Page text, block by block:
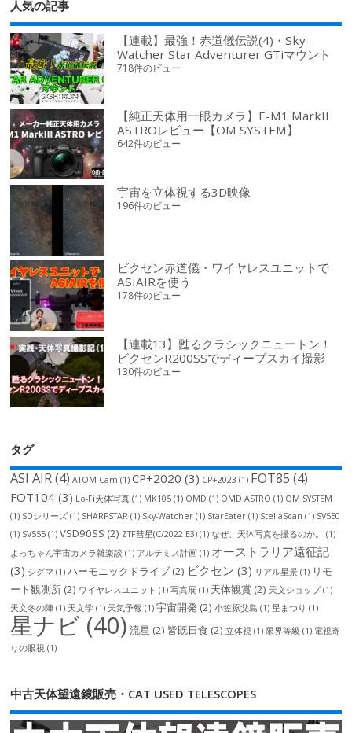
人気の記事
【連載】最強！赤道儀伝説(4)・Sky-
Watcher Star Adventurer GTiマウント
718件のビュー
【純正天体用一眼カメラ】E-M1 MarkII
ASTROレビュー【OM SYSTEM】
642件のビュー
宇宙を立体視する3D映像
196件のビュー
ビクセン赤道儀・ワイヤレスユニットで
ASIAIRを使う
178件のビュー
【連載13】甦るクラシックニュートン！
ビクセンR200SSでディープスカイ撮影
130件のビュー
タグ
ASI AIR(4) ATOM Cam (1) CP+2020 (3) CP+2023 (1) FOT85 (4)
FOT104 (3) Lo-Fi天体写真 (1) MK105 (1) OMD (1) OMD ASTRO (1) OM SYSTEM
(1) SDシリーズ (1) SHARPSTAR (1) Sky-Watcher (1) StarEater (1) StellaScan (1) SV550
(1) SV555 (1) VSD90SS (2) ZTF彗星(C/2022 E3) (1) なぜ、天体写真を撮るのか。
(1)
よっちゃん宇宙カメラ雑楽談 (1) アルテミス計画 (1) オーストラリア遠征記
(3) シグマ (1) ハーモニックドライブ (2) ビクセン (3) リアル星景 (1) リモ
ート観測所 (2) ワイヤレスユニット (1) 写真展 (1) 天体観賞 (2) 天文ショップ(1)
天文冬の陣 (1) 天文学 (1) 天気予報 (1) 宇宙開発 (2) 小笠原父島 (1) 星まつり (1)
星ナビ (40) 流星 (2) 皆既日食 (2) 立体視 (1) 限界等級 (1) 電視寄
りの眼視 (1)
中古天体望遠鏡販売・CAT USED TELESCOPES